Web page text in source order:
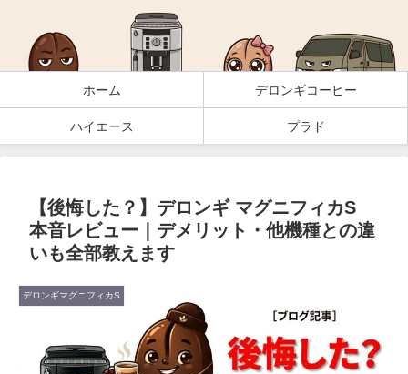
ホーム デロンギコーヒー
ハイエース プラド
【後悔した？】デロンギ マグニフィカS
本音レビュー｜デメリット・他機種との違
いも全部教えます
デロンギマグニフィカS